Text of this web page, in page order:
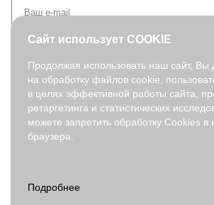
+7 (495) 127-08-52
order@fabretti.ru
© 2026. fabretti.ru. Все права защищены
Все ресурсы сайта www.fabretti.ru, включая (но
Сайт использует COOKIE
Продолжая использовать наш сайт, Вы
на обработку файлов cookie,
в целях эффективной работы сайта,
ретаргетинга и статистических
можете запретить обработку Cookies в
браузера.